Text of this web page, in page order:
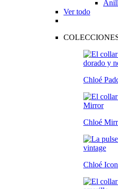
Ver todo
Chloé
Chloé
Chloé